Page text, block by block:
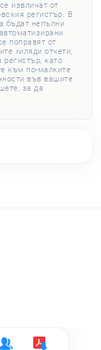
извличат от
регистър. В
бъдат непълни
поправят от
хиляди отчети,
регистър, като
към по-малките
във вашите
за да